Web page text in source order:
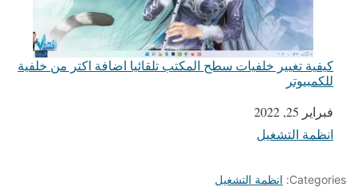
كيفية تغيير خلفيات سطح المكتب تلقائيا اضافة اكتر من خلفية
للكمبيوتر
التاريخ
فبراير 25, 2022
في ما يتعلق بما يأتي
انظمة التشغيل
Categories: انظمة التشغيل